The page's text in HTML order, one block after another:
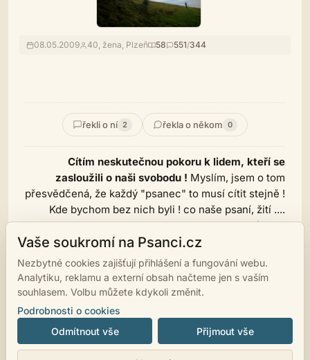
08.05.2009 40, žena, Plzeň 58 551/344
řekli o ní 2 řekla o někom 0
Cítím neskutečnou pokoru k lidem, kteří se
zasloužili o naši svobodu ! Myslím, jsem o tom
přesvědčená, že každý "psanec" to musí cítit stejně !
Kde bychom bez nich byli ! co naše psaní, žití ....
Klaním se.
http://www.youtube.com/watch?v=urZzmhoH4cQ
--vyměnit svou duši za naprostou kontrolu--
Vaše soukromí na Psanci.cz
Nezbytné cookies zajišťují přihlášení a fungování webu.
Analytiku, reklamu a externí obsah načteme jen s vaším
souhlasem. Volbu můžete kdykoli změnit.
Podrobnosti o cookies
Odmítnout vše
Přijmout vše